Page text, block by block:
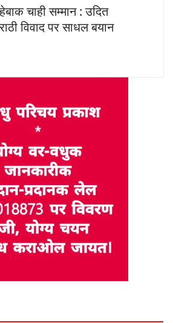
चाही सम्मान : उदित
विवाद पर साधल बयान